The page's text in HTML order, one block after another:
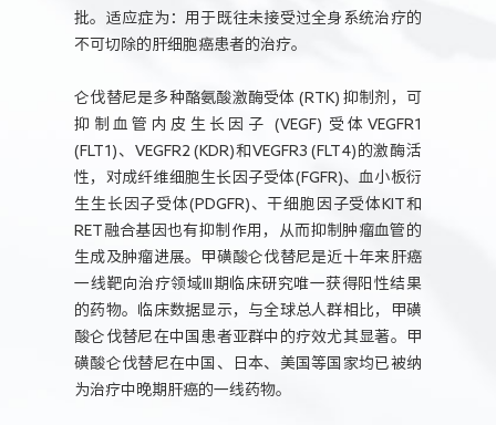
批。适应症为：用于既往未接受过全身系统治疗的
不可切除的肝细胞癌患者的治疗。
仑伐替尼是多种酪氨酸激酶受体 (RTK) 抑制剂，可
抑制血管内皮生长因子 (VEGF) 受体VEGFR1
(FLT1)、VEGFR2 (KDR)和VEGFR3 (FLT4)的激酶活
性，对成纤维细胞生长因子受体(FGFR)、血小板衍
生生长因子受体(PDGFR)、干细胞因子受体KIT和
RET融合基因也有抑制作用，从而抑制肿瘤血管的
生成及肿瘤进展。甲磺酸仑伐替尼是近十年来肝癌
一线靶向治疗领域III期临床研究唯一获得阳性结果
的药物。临床数据显示，与全球总人群相比，甲磺
酸仑伐替尼在中国患者亚群中的疗效尤其显著。甲
磺酸仑伐替尼在中国、日本、美国等国家均已被纳
为治疗中晚期肝癌的一线药物。